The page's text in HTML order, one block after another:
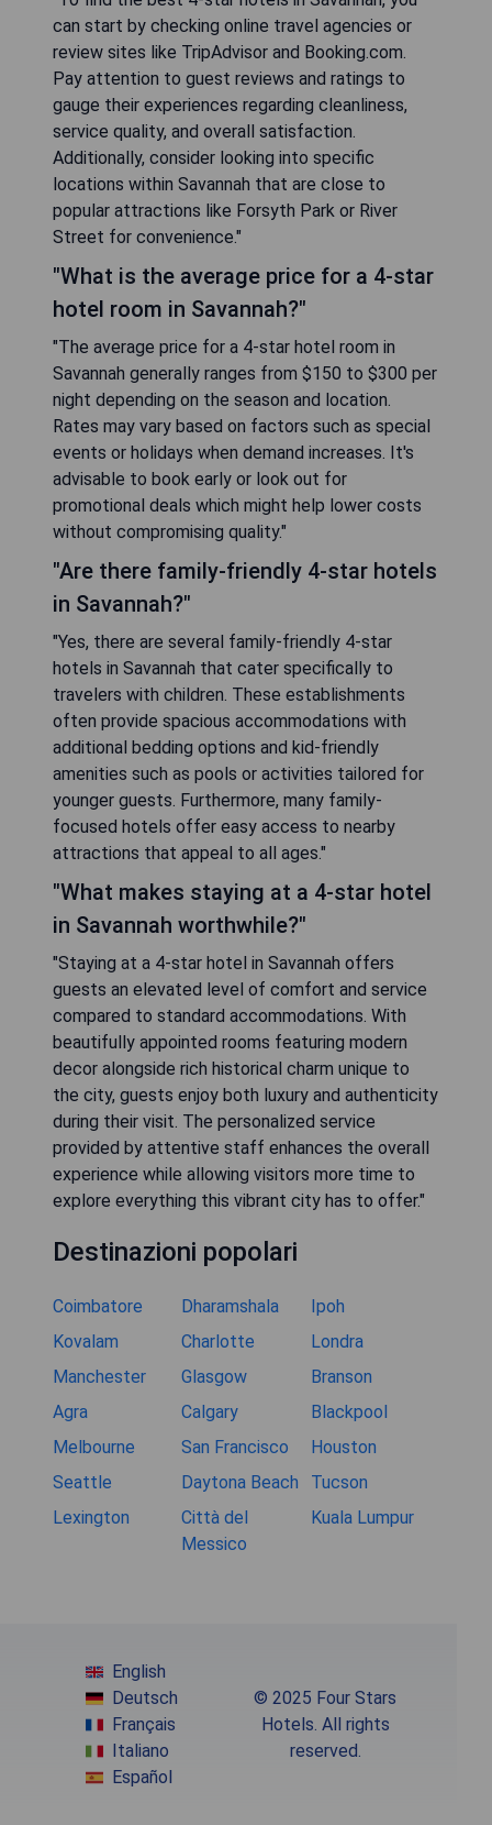
can start by checking online travel agencies or
review sites like TripAdvisor and Booking.com.
Pay attention to guest reviews and ratings to
gauge their experiences regarding cleanliness,
service quality, and overall satisfaction.
Additionally, consider looking into specific
locations within Savannah that are close to
popular attractions like Forsyth Park or River
Street for convenience."
"What is the average price for a 4-star
hotel room in Savannah?"
"The average price for a 4-star hotel room in
Savannah generally ranges from $150 to $300 per
night depending on the season and location.
Rates may vary based on factors such as special
events or holidays when demand increases. It's
advisable to book early or look out for
promotional deals which might help lower costs
without compromising quality."
"Are there family-friendly 4-star hotels
in Savannah?"
"Yes, there are several family-friendly 4-star
hotels in Savannah that cater specifically to
travelers with children. These establishments
often provide spacious accommodations with
additional bedding options and kid-friendly
amenities such as pools or activities tailored for
younger guests. Furthermore, many family-
focused hotels offer easy access to nearby
attractions that appeal to all ages."
"What makes staying at a 4-star hotel
in Savannah worthwhile?"
"Staying at a 4-star hotel in Savannah offers
guests an elevated level of comfort and service
compared to standard accommodations. With
beautifully appointed rooms featuring modern
decor alongside rich historical charm unique to
the city, guests enjoy both luxury and authenticity
during their visit. The personalized service
provided by attentive staff enhances the overall
experience while allowing visitors more time to
explore everything this vibrant city has to offer."
Destinazioni popolari
Coimbatore Dharamshala
Ipoh
Kovalam
Charlotte
Londra
Manchester
Glasgow
Branson
Agra
Calgary
Blackpool
Melbourne
San Francisco
Houston
Seattle
Daytona Beach
Tucson
Lexington
Città del
Messico
Kuala Lumpur
English
Deutsch
Français
Italiano
Español
© 2025 Four Stars
Hotels. All rights
reserved.